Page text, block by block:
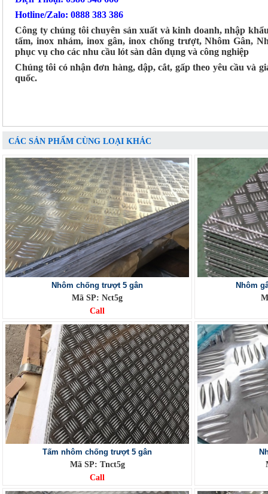
Hotline/Zalo: 0888 383 386
Công ty chúng tôi chuyên sản xuất và kinh doanh, nhập
tấm, inox nhám, inox gân, inox chống trượt, Nhôm Gân,
phục vụ cho các nhu cầu lót sàn dân dụng và công nghiệp
Chúng tôi có nhận đơn hàng, dập, cắt, gấp theo yêu cầu và
quốc.
CÁC SẢN PHẨM CÙNG LOẠI KHÁC
Nhôm chống trượt 5 gân
Mã SP: Nct5g
Call
Nhôm
Tấm nhôm chống trượt 5 gân
Mã SP: Tnct5g
Call